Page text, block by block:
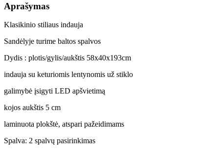
Aprašymas
Klasikinio stiliaus indauja
Sandėlyje turime baltos spalvos
Dydis : plotis/gylis/aukštis 58x40x193cm
indauja su keturiomis lentynomis už stiklo
galimybė įsigyti LED apšvietimą
kojos aukštis 5 cm
laminuota plokštė, atspari pažeidimams
Spalva: 2 spalvų pasirinkimas